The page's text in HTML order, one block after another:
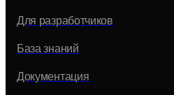
Для разработчиков
База знаний
Документация